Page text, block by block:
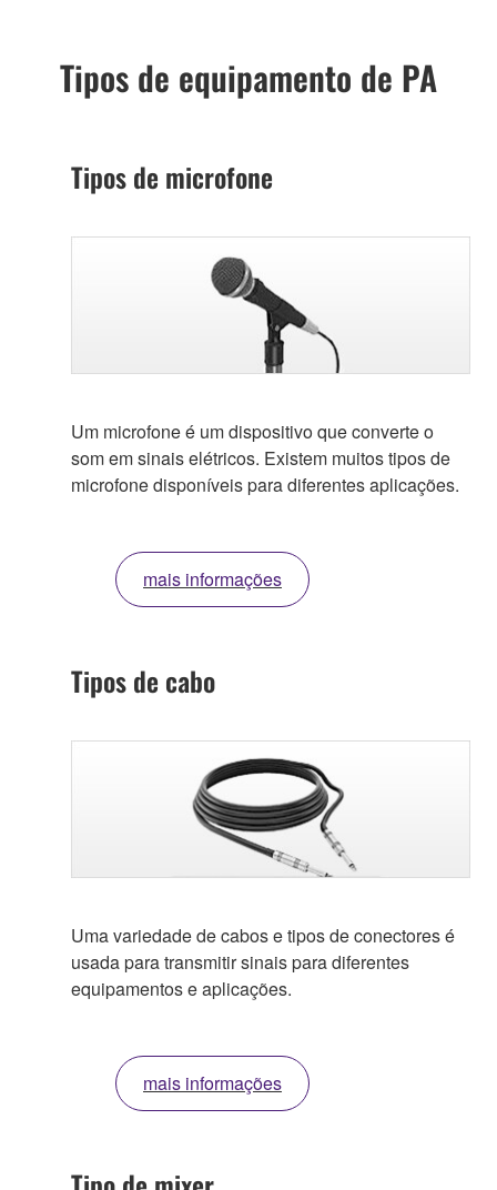
Tipos de equipamento de PA
Tipos de microfone
Um microfone é um dispositivo que converte o
som em sinais elétricos. Existem muitos tipos de
microfone disponíveis para diferentes aplicações.
mais informações
Tipos de cabo
Uma variedade de cabos e tipos de conectores é
usada para transmitir sinais para diferentes
equipamentos e aplicações.
mais informações